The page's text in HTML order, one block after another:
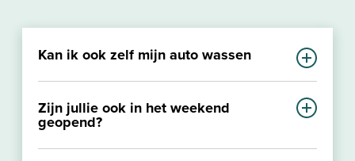
Kan ik ook zelf mijn auto wassen
wasboxen waar je jouw eigen auto kunt
wassen.
Zijn jullie ook in het weekend
geopend?